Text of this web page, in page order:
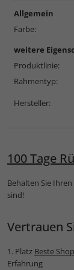
Allgemein
Farbe:
weitere
Produktlinie:
Rahmentyp:
Hersteller:
100 Tage
Behalten Sie
sind!
Vertrauen
1. Platz Beste
Erfahrung